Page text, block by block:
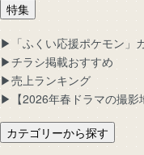
特集
▶︎「ふくい応援ポケモン」
▶︎チラシ掲載おすすめ
▶︎売上ランキング
▶︎【2026年春ドラマの撮影
カテゴリーから探す